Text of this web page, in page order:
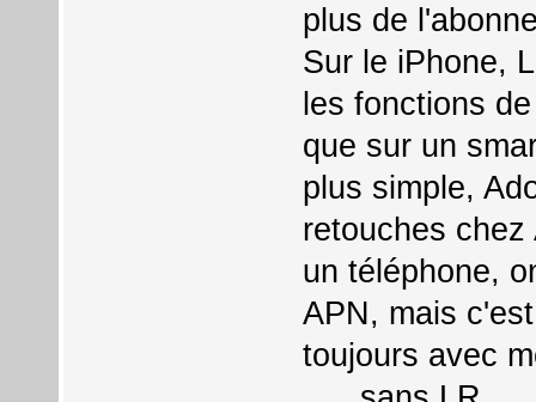
plus de
Sur le iPhone,
les fonctions
que sur un
plus simple,
retouches
un téléphone,
APN, mais
toujours avec